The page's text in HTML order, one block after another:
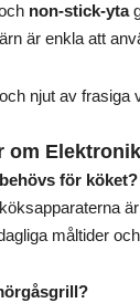
non-stick-yta
är enkla att
och njut av frasiga
om Elektronik
för köket?
måltider